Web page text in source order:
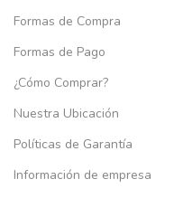
Formas de Compra
Formas de Pago
¿Cómo Comprar?
Nuestra Ubicación
Políticas de Garantía
Información de empresa